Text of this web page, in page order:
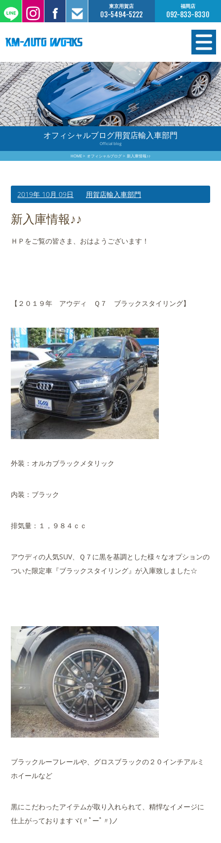
東京用賀店
03-5494-5222
福岡店
092-833-8330
在庫情報
オーダー販売
工場サービス
保証について
買取査定のご案内
会社概要
オフィシャルブログ用賀店輸入車部門
Official blog
HOME オフィシャルブログ 新入庫情報♪♪
2019年 10月 09日 用賀店輸入車部門
新入庫情報♪♪
ＨＰをご覧の皆さま、おはようございます！
【２０１９年 アウディ Ｑ７ ブラックスタイリング】
外装：オルカブラックメタリック
内装：ブラック
排気量：１，９８４ｃｃ
アウディの人気SUV、Ｑ７に黒を基調とした様々なオプションの
ついた限定車『ブラックスタイリング』が入庫致しました☆
ブラックルーフレールや、グロスブラックの２０インチアルミ
ホイールなど
黒にこだわったアイテムが取り入れられて、精悍なイメージに
仕上がっておりますヾ(〃ﾟーﾟ〃)ノ